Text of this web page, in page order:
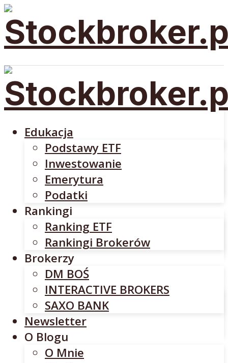
Podstawy ETF
Inwestowanie
Emerytura
Podatki
Rankingi
Ranking ETF
Rankingi Brokerów
Brokerzy
DM BOŚ
INTERACTIVE BROKERS
SAXO BANK
Newsletter
O Blogu
O Mnie
Media
Kontakt
Facebook
Edukacja
Podstawy ETF
Inwestowanie
Emerytura
Podatki
Rankingi
Ranking ETF
Rankingi Brokerów
Brokerzy
DM BOŚ
INTERACTIVE BROKERS
SAXO BANK
Newsletter
O Blogu
O Mnie